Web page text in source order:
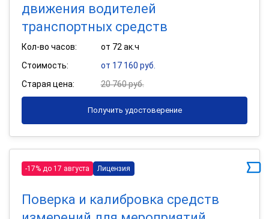
движения водителей
транспортных средств
Кол-во часов:
от 72 ак.ч
Стоимость:
от 17 160 руб.
Старая цена:
20 760 руб.
Получить удостоверение
-17% до 17 августа Лицензия
Поверка и калибровка средств